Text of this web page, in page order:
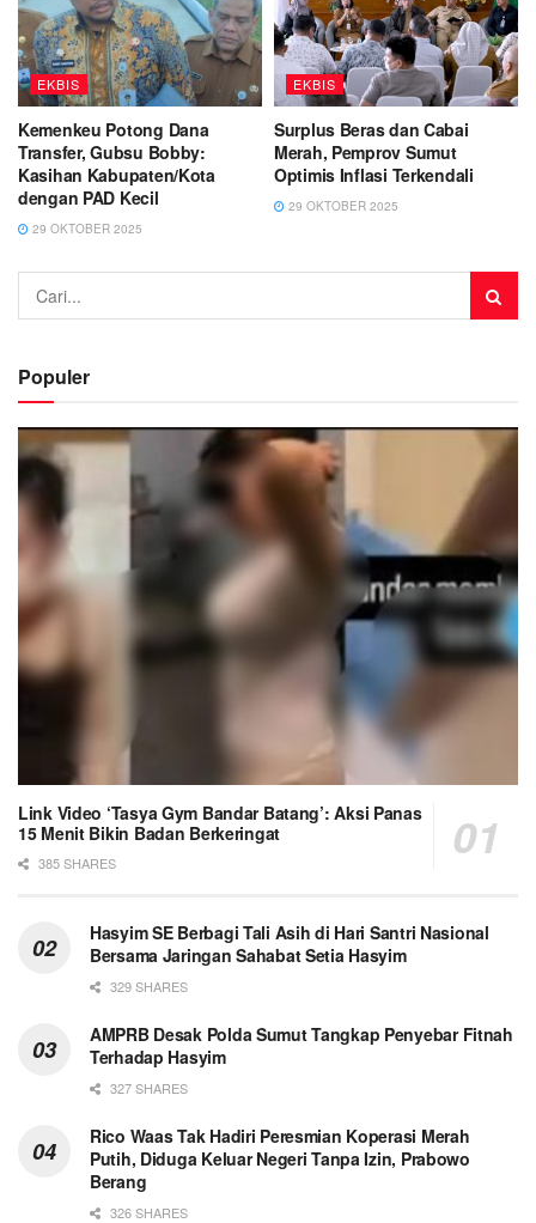
EKBIS
Kemenkeu Potong Dana
Transfer, Gubsu Bobby:
Kasihan Kabupaten/Kota
dengan PAD Kecil
29 OKTOBER 2025
EKBIS
Surplus Beras dan Cabai
Merah, Pemprov Sumut
Optimis Inflasi Terkendali
29 OKTOBER 2025
Populer
Link Video ‘Tasya Gym Bandar Batang’: Aksi Panas
15 Menit Bikin Badan Berkeringat
385 SHARES
Hasyim SE Berbagi Tali Asih di Hari Santri Nasional
Bersama Jaringan Sahabat Setia Hasyim
329 SHARES
AMPRB Desak Polda Sumut Tangkap Penyebar Fitnah
Terhadap Hasyim
327 SHARES
Rico Waas Tak Hadiri Peresmian Koperasi Merah
Putih, Diduga Keluar Negeri Tanpa Izin, Prabowo
Berang
326 SHARES